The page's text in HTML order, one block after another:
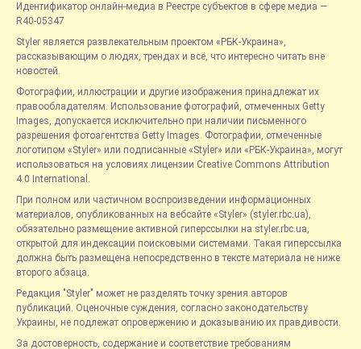
Идентификатор онлайн-медиа в Реестре субъектов в сфере медиа —
R40-05347
Styler является развлекательным проектом «РБК-Украина»,
рассказывающим о людях, трендах и всё, что интересно читать вне
новостей.
Фотографии, иллюстрации и другие изображения принадлежат их
правообладателям. Использование фотографий, отмеченных Getty
Images, допускается исключительно при наличии письменного
разрешения фотоагентства Getty Images. Фотографии, отмеченные
логотипом «Styler» или подписанные «Styler» или «РБК-Украина», могут
использоваться на условиях лицензии Creative Commons Attribution
4.0 International.
При полном или частичном воспроизведении информационных
материалов, опубликованных на вебсайте «Styler» (styler.rbc.ua),
обязательно размещение активной гиперссылки на styler.rbc.ua,
открытой для индексации поисковыми системами. Такая гиперссылка
должна быть размещена непосредственно в тексте материала не ниже
второго абзаца.
Редакция "Styler" может не разделять точку зрения авторов
публикаций. Оценочные суждения, согласно законодательству
Украины, не подлежат опровержению и доказыванию их правдивости.
За достоверность, содержание и соответствие требованиям